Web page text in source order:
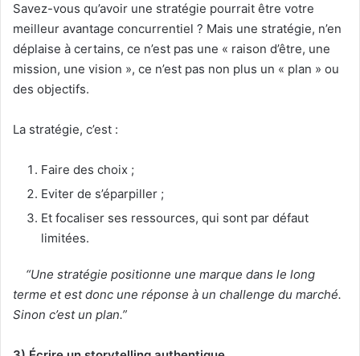
Savez-vous qu’avoir une stratégie pourrait être votre
meilleur avantage concurrentiel ? Mais une stratégie, n’en
déplaise à certains, ce n’est pas une « raison d’être, une
mission, une vision », ce n’est pas non plus un « plan » ou
des objectifs.
La stratégie, c’est :
Faire des choix ;
Eviter de s’éparpiller ;
Et focaliser ses ressources, qui sont par défaut
limitées.
“Une stratégie positionne une marque dans le long
terme et est donc une réponse à un challenge du marché.
Sinon c’est un plan.”